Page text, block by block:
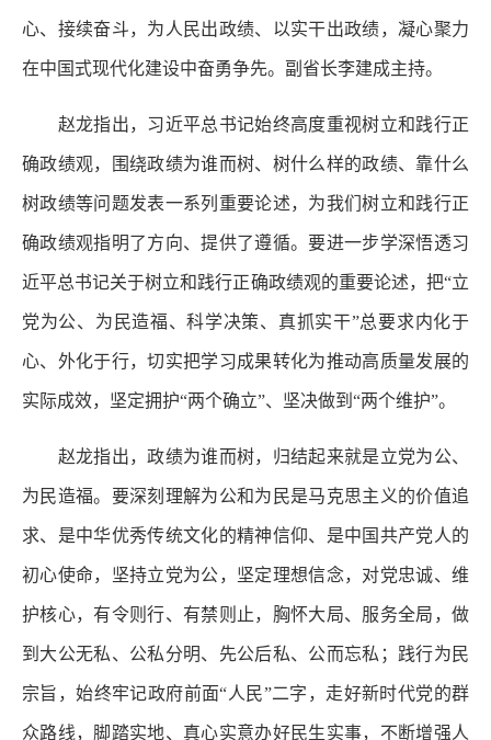
心、接续奋斗，为人民出政绩、以实干出政绩，凝心聚力
在中国式现代化建设中奋勇争先。副省长李建成主持。
赵龙指出，习近平总书记始终高度重视树立和践行正
确政绩观，围绕政绩为谁而树、树什么样的政绩、靠什么
树政绩等问题发表一系列重要论述，为我们树立和践行正
确政绩观指明了方向、提供了遵循。要进一步学深悟透习
近平总书记关于树立和践行正确政绩观的重要论述，把“立
党为公、为民造福、科学决策、真抓实干”总要求内化于
心、外化于行，切实把学习成果转化为推动高质量发展的
实际成效，坚定拥护“两个确立”、坚决做到“两个维护”。
赵龙指出，政绩为谁而树，归结起来就是立党为公、
为民造福。要深刻理解为公和为民是马克思主义的价值追
求、是中华优秀传统文化的精神信仰、是中国共产党人的
初心使命，坚持立党为公，坚定理想信念，对党忠诚、维
护核心，有令则行、有禁则止，胸怀大局、服务全局，做
到大公无私、公私分明、先公后私、公而忘私；践行为民
宗旨，始终牢记政府前面“人民”二字，走好新时代党的群
众路线，脚踏实地、真心实意办好民生实事，不断增强人